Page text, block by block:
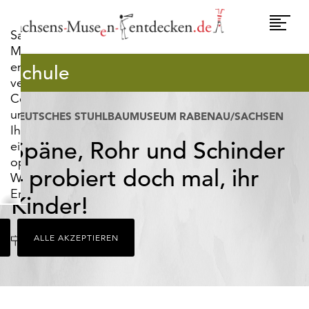
Sachsens-
Museen-
entdecken.de
verwendet
Cookies,
um
Ihnen
ein
optimales
Webseiten-
Erlebnis
zu
bieten.
Dazu
zählen
die
ALLE AKZEPTIEREN
Schule
DEUTSCHES STUHLBAUMUSEUM RABENAU/SACHSEN
Späne, Rohr und Schinder
– probiert doch mal, ihr
Kinder!
Ort Rabenau